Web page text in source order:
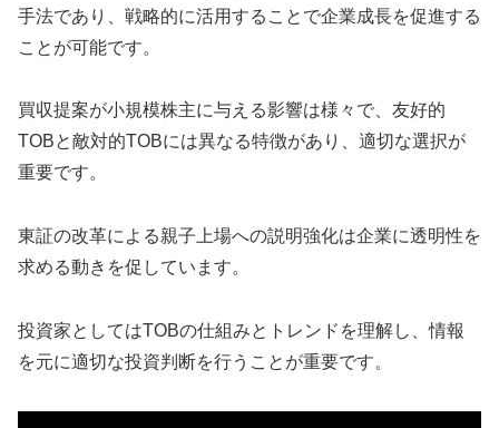
手法であり、戦略的に活用することで企業成長を促進する
ことが可能です。
買収提案が小規模株主に与える影響は様々で、友好的
TOBと敵対的TOBには異なる特徴があり、適切な選択が
重要です。
東証の改革による親子上場への説明強化は企業に透明性を
求める動きを促しています。
投資家としてはTOBの仕組みとトレンドを理解し、情報
を元に適切な投資判断を行うことが重要です。